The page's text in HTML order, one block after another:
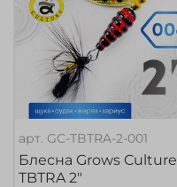
арт. GC-TBTRA-2-001
Блесна Grows Culture
TBTRA 2"